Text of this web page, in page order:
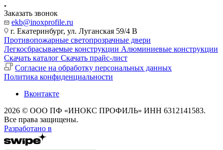
Заказать звонок
ekb@inoxprofile.ru
г. Екатеринбург, ул. Луганская 59/4 В
Противопожарные светопрозрачные двери
Легкосбрасываемые конструкции Алюминиевые конструкции
Скачать каталог Скачать прайс-лист
Cогласие на обработку персональных данных
Политика конфиденциальности
Вконтакте
2026 © ООО ПФ «ИНОКС ПРОФИЛЬ» ИНН 6312141583.
Все права защищены.
Разработано в